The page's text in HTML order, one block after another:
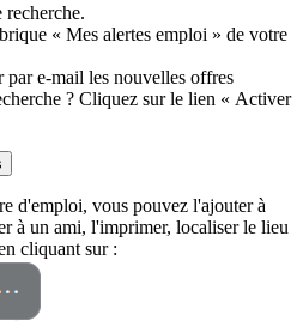
« Mes alertes emploi » de votre
par e-mail les nouvelles offres
? Cliquez sur le lien « Activer
d'emploi, vous pouvez l'ajouter à
à un ami, l'imprimer, localiser le lieu
cliquant sur :